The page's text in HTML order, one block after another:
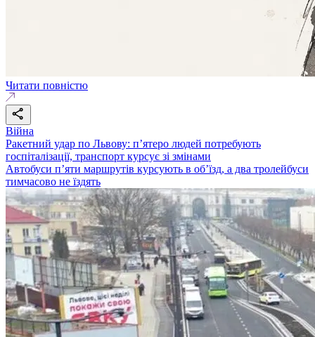
Читати повністю
Війна
Ракетний удар по Львову: п’ятеро людей потребують
госпіталізації, транспорт курсує зі змінами
Автобуси п’яти маршрутів курсують в об’їзд, а два тролейбуси
тимчасово не їздять